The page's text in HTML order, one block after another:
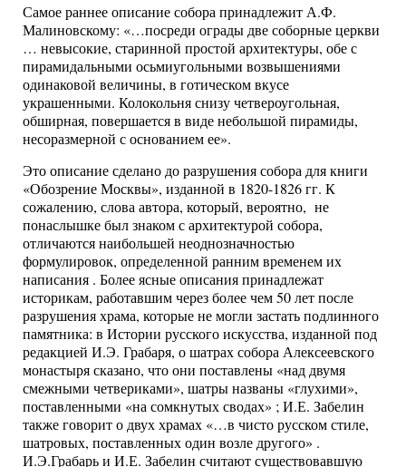
Самое раннее описание собора принадлежит А.Ф.
Малиновскому: «…посреди ограды две соборные церкви
… невысокие, старинной простой архитектуры, обе с
пирамидальными осьмиугольными возвышениями
одинаковой величины, в готическом вкусе
украшенными. Колокольня снизу четвероугольная,
обширная, повершается в виде небольшой пирамиды,
несоразмерной с основанием ее».
Это описание сделано до разрушения собора для книги
«Обозрение Москвы», изданной в 1820-1826 гг. К
сожалению, слова автора, который, вероятно, не
понаслышке был знаком с архитектурой собора,
отличаются наибольшей неоднозначностью
формулировок, определенной ранним временем их
написания . Более ясные описания принадлежат
историкам, работавшим через более чем 50 лет после
разрушения храма, которые не могли застать подлинного
памятника: в Истории русского искусства, изданной под
редакцией И.Э. Грабаря, о шатрах собора Алексеевского
монастыря сказано, что они поставлены «над двумя
смежными четвериками», шатры названы «глухими»,
поставленными «на сомкнутых сводах» ; И.Е. Забелин
также говорит о двух храмах «…в чисто русском стиле,
шатровых, поставленных один возле другого» .
И.Э.Грабарь и И.Е. Забелин считают существовавшую